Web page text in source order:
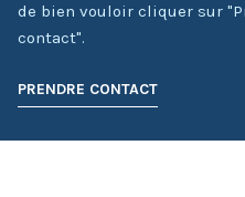
de bien vouloir cliquer sur
contact".
PRENDRE CONTACT